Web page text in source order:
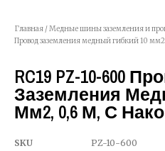
Главная /Медные шины заземления и
Провод заземления медный гибкий 10
RC19 PZ-10-600
Заземления
Мм2, 0,6 М, С
SKU
PZ-10-600